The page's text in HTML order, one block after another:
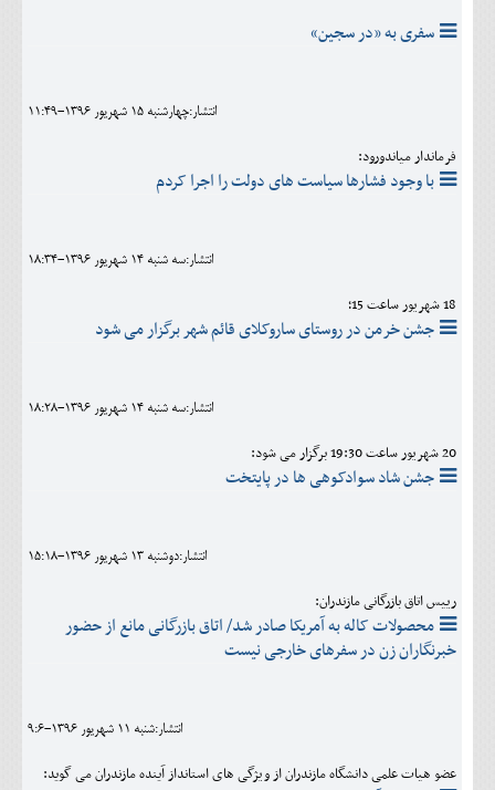
سفری به «در سجین»
انتشار:چهارشنبه 15 شهريور 1396-11:49
فرماندار میاندورود:
با وجود فشارها سیاست های دولت را اجرا کردم
انتشار:سه شنبه 14 شهريور 1396-18:34
18 شهریور ساعت 15؛
جشن خرمن در روستای ساروکلای قائم شهر برگزار می شود
انتشار:سه شنبه 14 شهريور 1396-18:28
20 شهریور ساعت 19:30 برگزار می شود:
جشن شاد سوادکوهی ها در پایتخت
انتشار:دوشنبه 13 شهريور 1396-15:18
رییس اتاق بازرگانی مازندران:
محصولات کاله به آمریکا صادر شد/ اتاق بازرگانی مانع از حضور
خبرنگاران زن در سفرهای خارجی نیست
انتشار:شنبه 11 شهريور 1396-9:6
عضو هیات علمی دانشگاه مازندران از ویژگی های استانداز آینده مازندران می گوید: